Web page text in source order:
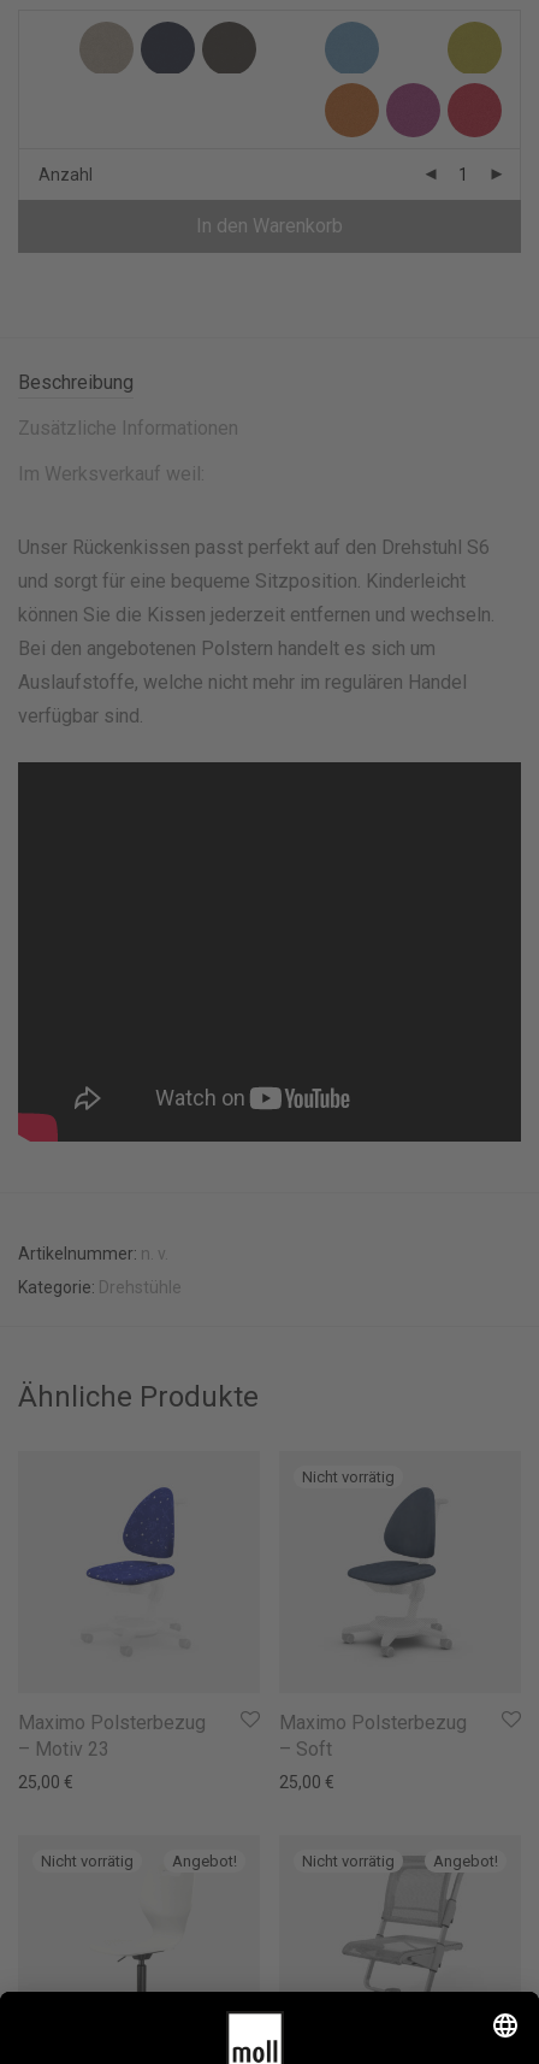
Anzahl
In den Warenkorb
Beschreibung
Zusätzliche Informationen
Im Werksverkauf weil:
Unser Rückenkissen passt perfekt auf den Drehstuhl S6
und sorgt für eine bequeme Sitzposition. Kinderleicht
können Sie die Kissen jederzeit entfernen und wechseln.
Bei den angebotenen Polstern handelt es sich um
Auslaufstoffe, welche nicht mehr im regulären Handel
verfügbar sind.
Artikelnummer: n. v.
Kategorie: Drehstühle
Ähnliche Produkte
Maximo Polsterbezug
– Motiv 23
25,00 €
Maximo Polsterbezug
– Soft
25,00 €
Angebot! Angebot!